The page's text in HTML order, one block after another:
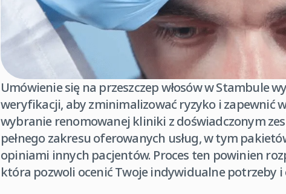
Umówienie się na przeszczep włosów w Stambule
weryfikacji, aby zminimalizować ryzyko i zapewnić
wybranie renomowanej kliniki z doświadczonym
pełnego zakresu oferowanych usług, w tym
opiniami innych pacjentów. Proces ten powinien
która pozwoli ocenić Twoje indywidualne potrzeby i